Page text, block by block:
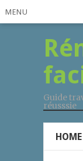
MENU
Guide
réusssie
HOME